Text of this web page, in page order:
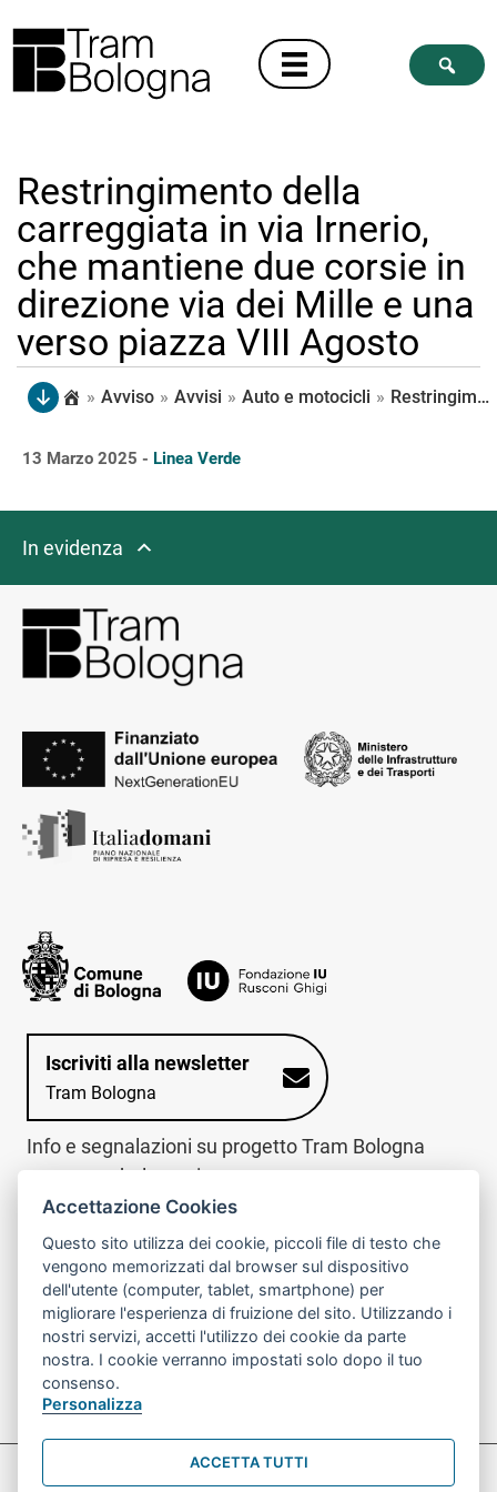
Restringimento della
carreggiata in via Irnerio,
che mantiene due corsie in
direzione via dei Mille e una
verso piazza VIII Agosto
» Avviso » Avvisi » Auto e motocicli » Restringimento della carreggiata in via Irnerio, che mantiene due corsie in direzione via dei Mille e una verso piazza VIII Agosto
13 Marzo 2025 - Linea Verde
In evidenza
Iscriviti alla newsletter
Tram Bologna
Info e segnalazioni su progetto Tram Bologna
www.trambologna.it
trova infopoint sulla mappa interattiva
Trova l'infopoint
più vicino
telefona al call center
Chiama il call
center
800078611
Contatto cantiere per emergenze nei giorni festivi
o nelle ore notturne:366 65 36 063
Preferenze Cookie prova
Accettazione Cookies
Questo sito utilizza dei cookie, piccoli file di testo che
vengono memorizzati dal browser sul dispositivo
dell'utente (computer, tablet, smartphone) per
migliorare l'esperienza di fruizione del sito. Utilizzando i
nostri servizi, accetti l'utilizzo dei cookie da parte
nostra. I cookie verranno impostati solo dopo il tuo
consenso.
Personalizza
ACCETTA TUTTI